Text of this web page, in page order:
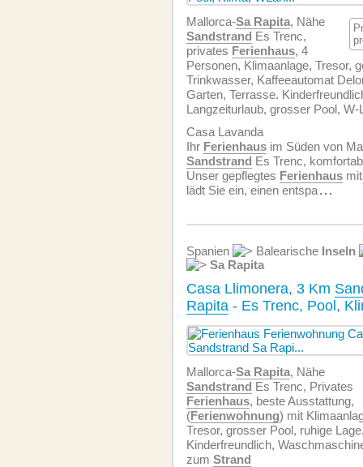
Mallorca-Sa Rapita, Nähe
Sandstrand Es Trenc,
privates Ferienhaus, 4
Personen, Klimaanlage, Tresor,
Trinkwasser, Kaffeeautomat
Garten, Terrasse.
Langzeiturlaub, grosser Pool, W-
Casa Lavanda
Ihr Ferienhaus im Süden von
Sandstrand Es Trenc,
Unser gepflegtes Ferienhaus
lädt Sie ein, einen entspa...
Spanien Balearische Inseln
Sa Rapita
Casa Llimonera, 3 Km
Rapita - Es Trenc, Pool,
Mallorca-Sa Rapita, Nähe
Sandstrand Es Trenc, Privates
Ferienhaus, beste Ausstattung,
(Ferien­wohnung) mit
Tresor, grosser Pool, ruhige
Kinderfreundlich,
zum Strand